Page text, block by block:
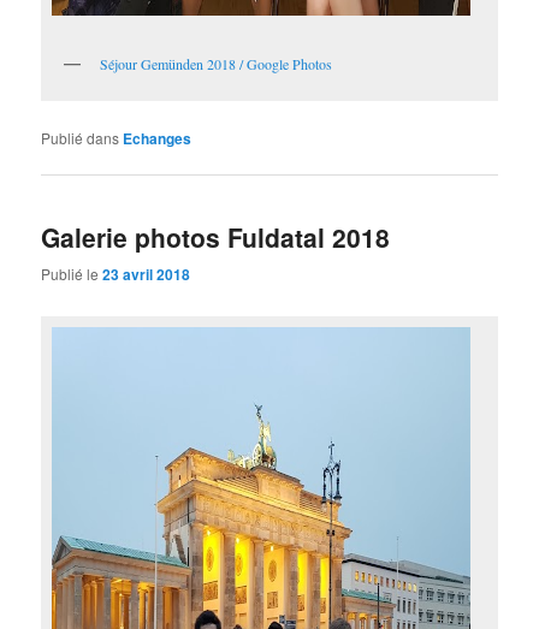
Séjour Gemünden 2018 / Google Photos
Publié dans Echanges
Galerie photos Fuldatal 2018
Publié le23 avril 2018